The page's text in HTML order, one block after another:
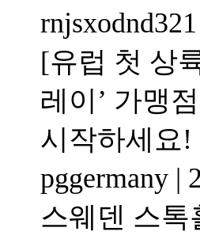
[유럽 첫 상
레이’ 가맹
시작하세요!
pggermany |
스웨덴 스